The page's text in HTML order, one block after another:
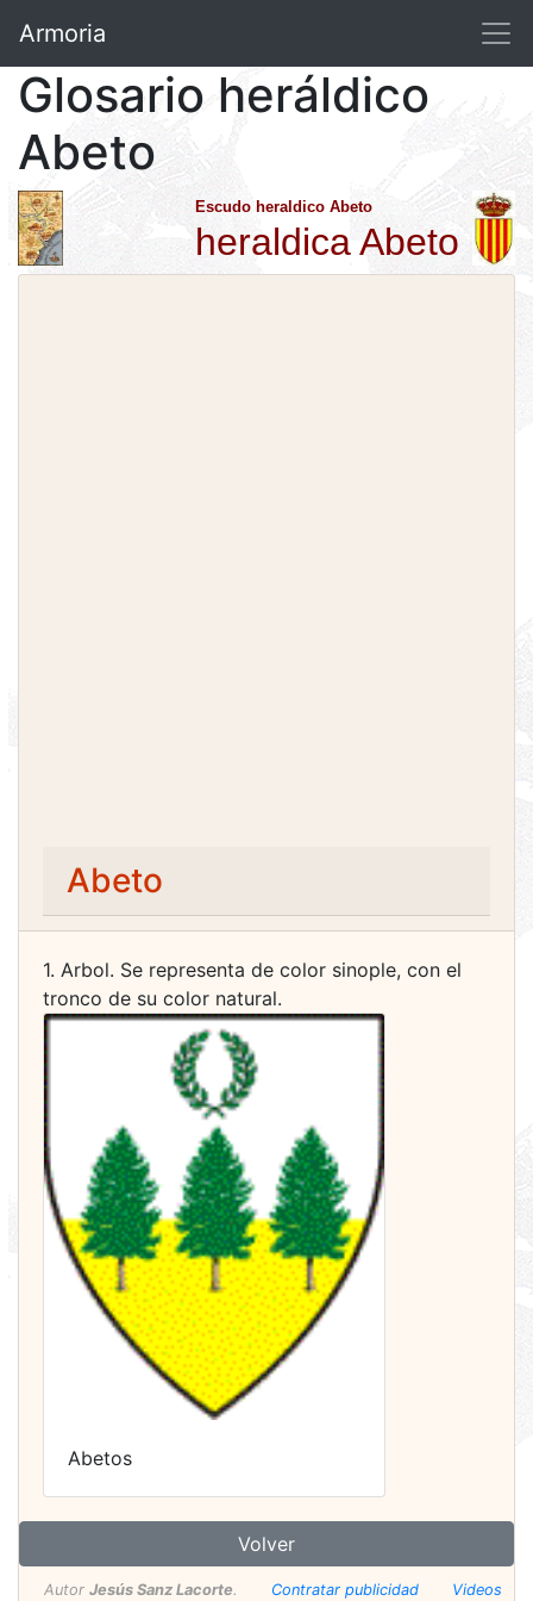
Armoria
Glosario heráldico
Abeto
Escudo heraldico Abeto
heraldica Abeto
Abeto
1. Arbol. Se representa de color sinople, con el
tronco de su color natural.
Abetos
Volver
Autor Jesús Sanz Lacorte. Contratar publicidad Videos